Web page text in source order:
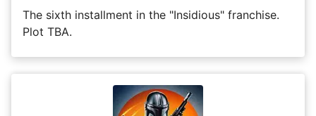
The sixth installment in the "Insidious" franchise.
Plot TBA.